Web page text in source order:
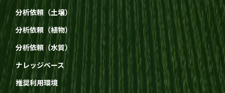
分析依頼（土壌）
分析依頼（植物）
分析依頼（水質）
ナレッジベース
推奨利用環境